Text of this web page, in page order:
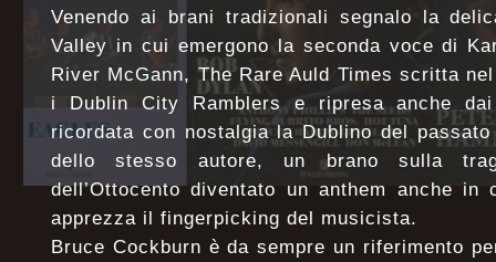
Venendo ai brani tradizionali segnalo la
Valley in cui emergono la seconda voce di
River McGann, The Rare Auld Times scritta
i Dublin City Ramblers e ripresa anche
ricordata con nostalgia la Dublino del
dello stesso autore, un brano sulla
dell’Ottocento diventato un anthem anche
apprezza il fingerpicking del musicista.
Bruce Cockburn è da sempre un riferimento